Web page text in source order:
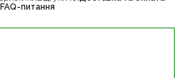
FAQ-питання